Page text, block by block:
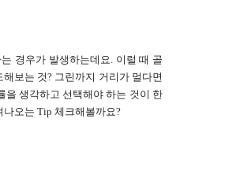
경우가 발생하는데요. 이럴 때 골
보는 것? 그린까지 거리가 멀다면
을 생각하고 선택해야 하는 것이 한
나오는 Tip 체크해볼까요?